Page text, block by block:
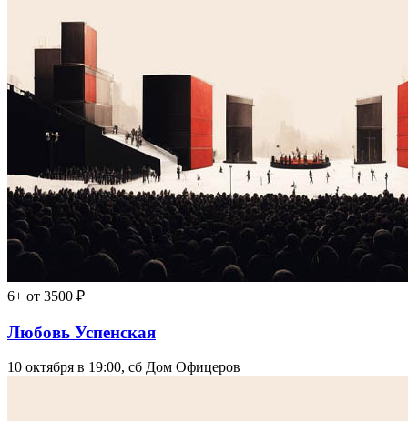
6+ от 3500 ₽
Любовь Успенская
10 октября в 19:00, сб Дом Офицеров